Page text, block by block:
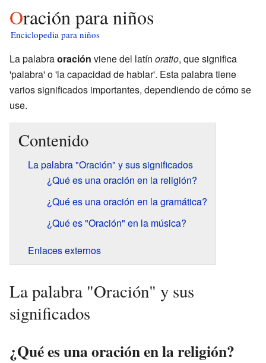
Oración para niños
Enciclopedia para niños
La palabraoración viene del latín oratio, que significa
'palabra' o 'la capacidad de hablar'. Esta palabra tiene
varios significados importantes, dependiendo de cómo se
use.
Contenido
La palabra "Oración" y sus significados
¿Qué es una oración en la religión?
¿Qué es una oración en la gramática?
¿Qué es "Oración" en la música?
Enlaces externos
La palabra "Oración" y sus
significados
¿Qué es una oración en la religión?